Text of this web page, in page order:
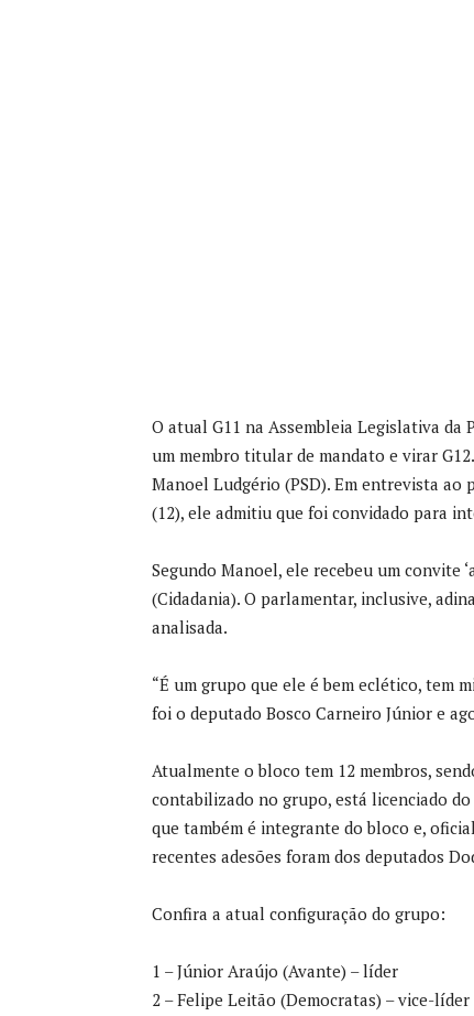
O atual G11 na Assembleia Legislativa da
um membro titular de mandato e virar
Manoel Ludgério (PSD). Em entrevista ao
(12), ele admitiu que foi convidado para
Segundo Manoel, ele recebeu um convite
(Cidadania). O parlamentar, inclusive,
analisada.
“É um grupo que ele é bem eclético, tem
foi o deputado Bosco Carneiro Júnior e
Atualmente o bloco tem 12 membros,
contabilizado no grupo, está licenciado
que também é integrante do bloco e,
recentes adesões foram dos deputados
Confira a atual configuração do grupo:
1 – Júnior Araújo (Avante) – líder
2 – Felipe Leitão (Democratas) – vice-líder